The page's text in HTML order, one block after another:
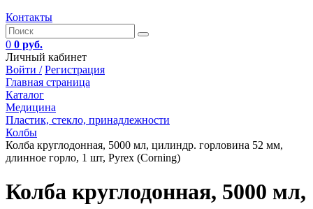
Контакты
0 0 руб.
Личный кабинет
Войти / Регистрация
Главная страница
Каталог
Медицина
Пластик, стекло, принадлежности
Колбы
Колба круглодонная, 5000 мл, цилиндр. горловина 52 мм,
длинное горло, 1 шт, Pyrex (Corning)
Колба круглодонная, 5000 мл,